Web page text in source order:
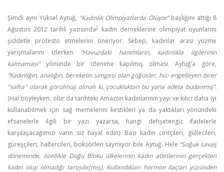
Şimdi aynı Yüksel Aytuğ, “Kadınlık Olimpiyatlarda Ölüyor”başlığını attığı 8
Ağustos 2012 tarihli yazısında2
kadın derneklerine olimpiyat oyunlarını
şiddetle protesto etmelerini öneriyor. Sebep, kadınlar arası yüzme
yarışmalarını izlerken
“Havuzdaki hanımların, kadınlıkla ilgilerinin
kalmaması”yönünde bir izlenime kapılmış olması. Aytuğ’a göre,
“Kadınlığın, analığın, bereketin simgesi olan göğüsler, hızı engelleyen birer
"safra" olarak görülmüş olmalı ki, çocukluktan bu yana adeta budanmış”.
(Hal böyleyken, olur da tarihteki Amazon kadınlarının yayı ve kılıcı daha iyi
kullanabilmek için sağ memelerini kestikleri ya da yaktıkları yönündeki
efsanelerle ilgili bir yazı yazarsa, hangi dehşetengiz ifadelerle
karşılaşacağımızı varın siz hayal edin). Bazı kadın ciritçileri, güllecileri,
güreşçileri, haltercileri, boksörleri saymıyor bile Aytuğ. Hele “Soğuk savaş
döneminde, özellikle Doğu Bloku ülkelerinin kadın atletlerinin gerçekten
kadın olup olmadığı tartışılır[mış]. Kullandıkları hormon ilaçları yüzünden